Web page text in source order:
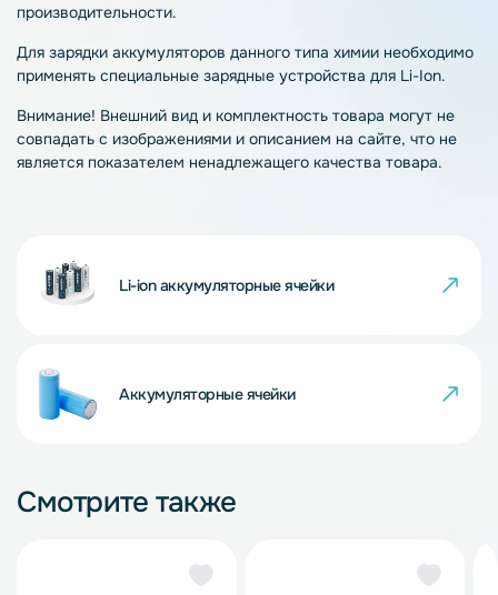
производительности.
Для зарядки аккумуляторов данного типа химии необходимо
применять специальные зарядные устройства для Li-Ion.
Внимание! Внешний вид и комплектность товара могут не
совпадать с изображениями и описанием на сайте, что не
является показателем ненадлежащего качества товара.
Li-ion аккумуляторные ячейки
Аккумуляторные ячейки
Смотрите также